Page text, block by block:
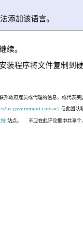
添加该语言。
续。
装程序将文件复制到
政府雇员或代理的信息，或代表
us-government-contact 与此团队
持 站点。 不应在此评论框中共享